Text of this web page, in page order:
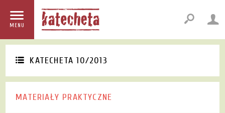
MENU
KATECHETA 10/2013
MATERIAŁY PRAKTYCZNE